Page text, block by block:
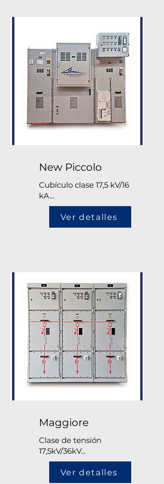
New Piccolo
Cubículo clase 17,5 kV/16
kA...
Ver detalles
Maggiore
Clase de tensión
17,5kV/36kV...
Ver detalles